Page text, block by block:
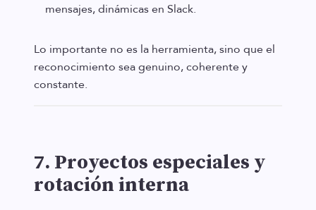
mensajes, dinámicas en Slack.
Lo importante no es la herramienta, sino que el
reconocimiento sea genuino, coherente y
constante.
7. Proyectos especiales y
rotación interna